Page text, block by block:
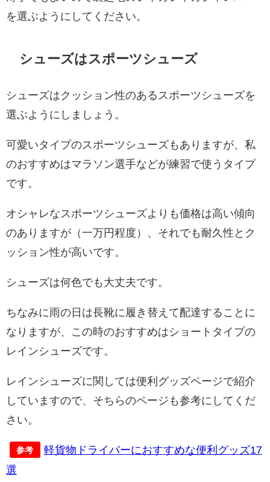
を選ぶようにしてください。
シューズはスポーツシューズ
シューズはクッション性のあるスポーツシューズを
選ぶようにしましょう。
可愛いタイプのスポーツシューズもありますが、私
のおすすめはマラソン選手などが練習で使うタイプ
です。
オシャレなスポーツシューズよりも価格は高い傾向
のありますが（一万円程度）、それでも耐久性とク
ッション性が高いです。
シューズは何色でも大丈夫です。
ちなみに雨の日は長靴に履き替えて配達することに
なりますが、この時のおすすめはショートタイプの
レインシューズです。
レインシューズに関しては便利グッズページで紹介
していますので、そちらのページも参考にしてくだ
さい。
参考
軽貨物ドライバーにおすすめな便利グッズ17
選